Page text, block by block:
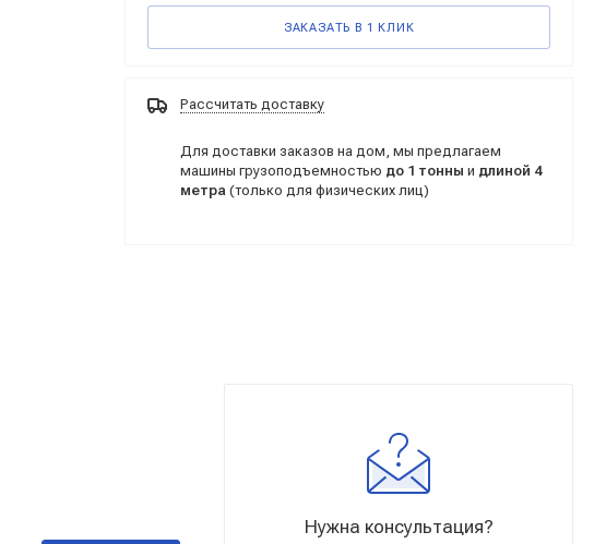
ЗАКАЗАТЬ В 1 КЛИК
Рассчитать доставку
Для доставки заказов на дом, мы предлагаем
машины грузоподъемностью до 1 тонны и длиной 4
метра (только для физических лиц)
Нужна консультация?